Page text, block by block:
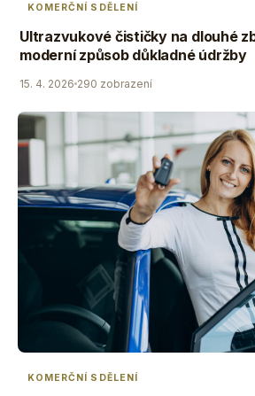
KOMERČNÍ SDĚLENÍ
Ultrazvukové čističky na dlouhé
moderní způsob důkladné údržby
15. 4. 2026 290 zobrazení
KOMERČNÍ SDĚLENÍ